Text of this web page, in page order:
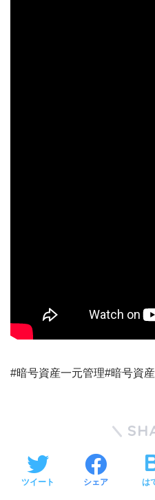
#暗号資産一元管理#暗号資
ツイート シェア は